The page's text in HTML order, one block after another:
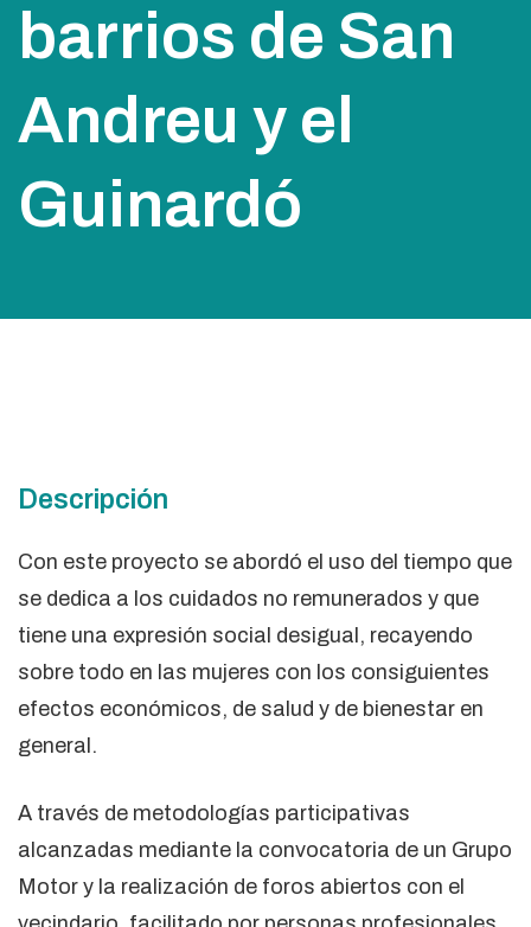
barrios de San
Andreu y el
Guinardó
Descripción
Con este proyecto se abordó el uso del tiempo que
se dedica a los cuidados no remunerados y que
tiene una expresión social desigual, recayendo
sobre todo en las mujeres con los consiguientes
efectos económicos, de salud y de bienestar en
general.
A través de metodologías participativas
alcanzadas mediante la convocatoria de un Grupo
Motor y la realización de foros abiertos con el